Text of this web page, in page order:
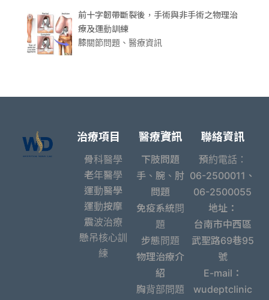
前十字韌帶斷裂後，手術與非手術之物理治
療及運動訓練
膝關節問題、醫療資訊
治療項目
骨科醫學
老年醫學
運動醫學
運動按摩
震波治療
懸吊核心訓
練
醫療資訊
下肢問題
手、腕、肘
問題
免疫系統問
題
步態問題
物理治療介
紹
胸背部問題
聯絡資訊
預約電話：
06-2500011、
06-2500055
地址：
台南市中西區
武聖路69巷95
號
E-mail：
wudeptclinic